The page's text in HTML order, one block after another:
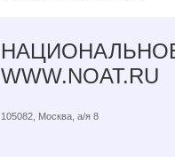
WWW.NOAT.RU
105082, Москва, а/я 8